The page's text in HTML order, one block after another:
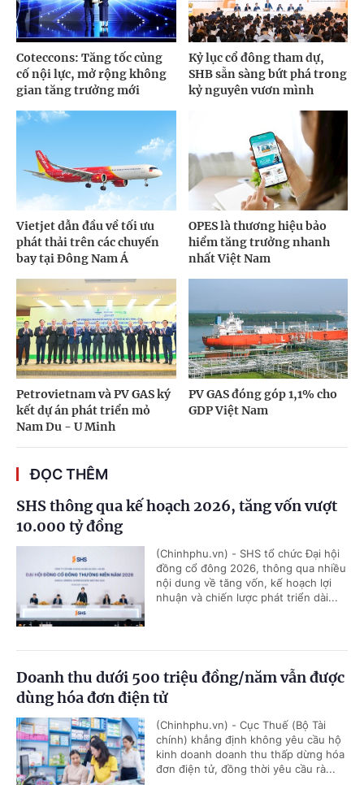
Coteccons: Tăng tốc củng
cố nội lực, mở rộng không
gian tăng trưởng mới
Kỷ lục cổ đông tham dự,
SHB sẵn sàng bứt phá trong
kỷ nguyên vươn mình
Vietjet dẫn đầu về tối ưu
phát thải trên các chuyến
bay tại Đông Nam Á
OPES là thương hiệu bảo
hiểm tăng trưởng nhanh
nhất Việt Nam
Petrovietnam và PV GAS ký
kết dự án phát triển mỏ
Nam Du - U Minh
PV GAS đóng góp 1,1% cho
GDP Việt Nam
ĐỌC THÊM
SHS thông qua kế hoạch 2026, tăng vốn vượt
10.000 tỷ đồng
(Chinhphu.vn) - SHS tổ chức Đại hội
đồng cổ đông 2026, thông qua nhiều
nội dung về tăng vốn, kế hoạch lợi
nhuận và chiến lược phát triển dài...
Doanh thu dưới 500 triệu đồng/năm vẫn được
dùng hóa đơn điện tử
(Chinhphu.vn) - Cục Thuế (Bộ Tài
chính) khẳng định không yêu cầu hộ
kinh doanh doanh thu thấp dừng hóa
đơn điện tử, đồng thời yêu cầu rà...